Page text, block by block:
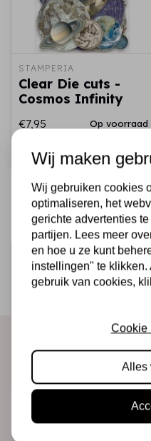
STAMPERIA
Clear Die cuts -
Cosmos Infinity
€7,95 Op voorraad
Snel toevoegen
Schrijf je in voor de
Ontvang als eerste onze
Wij maken
Wij gebruiken cookies
optimaliseren, het
gerichte advertenties
partijen. Lees meer
en hoe u ze kunt
instellingen" te klikken.
gebruik van cookies,
Cookie
Alles